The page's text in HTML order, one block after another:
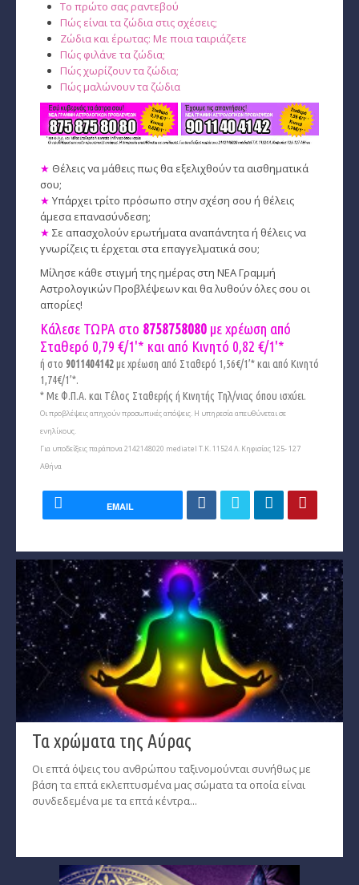
Το πρώτο σας ραντεβού
Πώς είναι τα ζώδια στις σχέσεις;
Ζώδια και έρωτας: Με ποια ταιριάζετε
Πώς φιλάνε τα ζώδια;
Πώς χωρίζουν τα ζώδια;
Πώς μαλώνουν τα ζώδια
★ Θέλεις να μάθεις πως θα εξελιχθούν τα αισθηματικά
σου;
★ Υπάρχει τρίτο πρόσωπο στην σχέση σου ή θέλεις
άμεσα επανασύνδεση;
★ Σε απασχολούν ερωτήματα αναπάντητα ή θέλεις να
γνωρίζεις τι έρχεται στα επαγγελματικά σου;
Μίλησε κάθε στιγμή της ημέρας στη ΝΕΑ Γραμμή
Αστρολογικών Προβλέψεων και θα λυθούν όλες σου οι
απορίες!
Κάλεσε ΤΩΡΑ στο 8758758080 με χρέωση από
Σταθερό 0,79 €/1'* και από Κινητό 0,82 €/1'*
ή στο 9011404142με χρέωση από Σταθερό 1,56€/1’* και από Κινητό
1,74€/1’*.
* Με Φ.Π.Α. και Tέλος Σταθερής ή Κινητής Τηλ/νιας όπου ισχύει.
Οι προβλέψεις απηχούν προσωπικές απόψεις. Η υπηρεσία απευθύνεται σε
ενηλίκους.
Για υποδείξεις παράπονα 2142148020 mediatel Τ.Κ. 11524 Λ. Κηφισίας 125- 127
Αθήνα
EMAIL
Τα χρώματα της Αύρας
Οι επτά όψεις του ανθρώπου ταξινομούνται συνήθως με
βάση τα επτά εκλεπτυσμένα μας σώματα τα οποία είναι
συνδεδεμένα με τα επτά κέντρα...